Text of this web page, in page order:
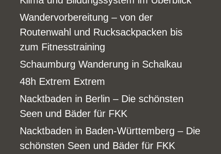
Wandervorbereitung – von der
Routenwahl und Rucksackpacken bis
zum Fitnesstraining
Schaumburg Wanderung in Schalkau
48h Extrem Extrem
Nacktbaden in Berlin – Die schönsten
Seen und Bäder für FKK
Nacktbaden in Baden-Württemberg – Die
schönsten Seen und Bäder für FKK